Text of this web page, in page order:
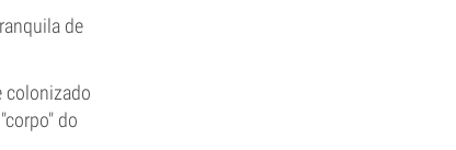
de
colonizado
do